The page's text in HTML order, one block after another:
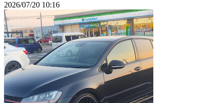
2026/07/20 10:16